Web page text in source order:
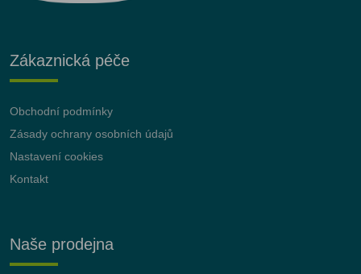
Zákaznická péče
Obchodní podmínky
Zásady ochrany osobních údajů
Nastavení cookies
Kontakt
Naše prodejna